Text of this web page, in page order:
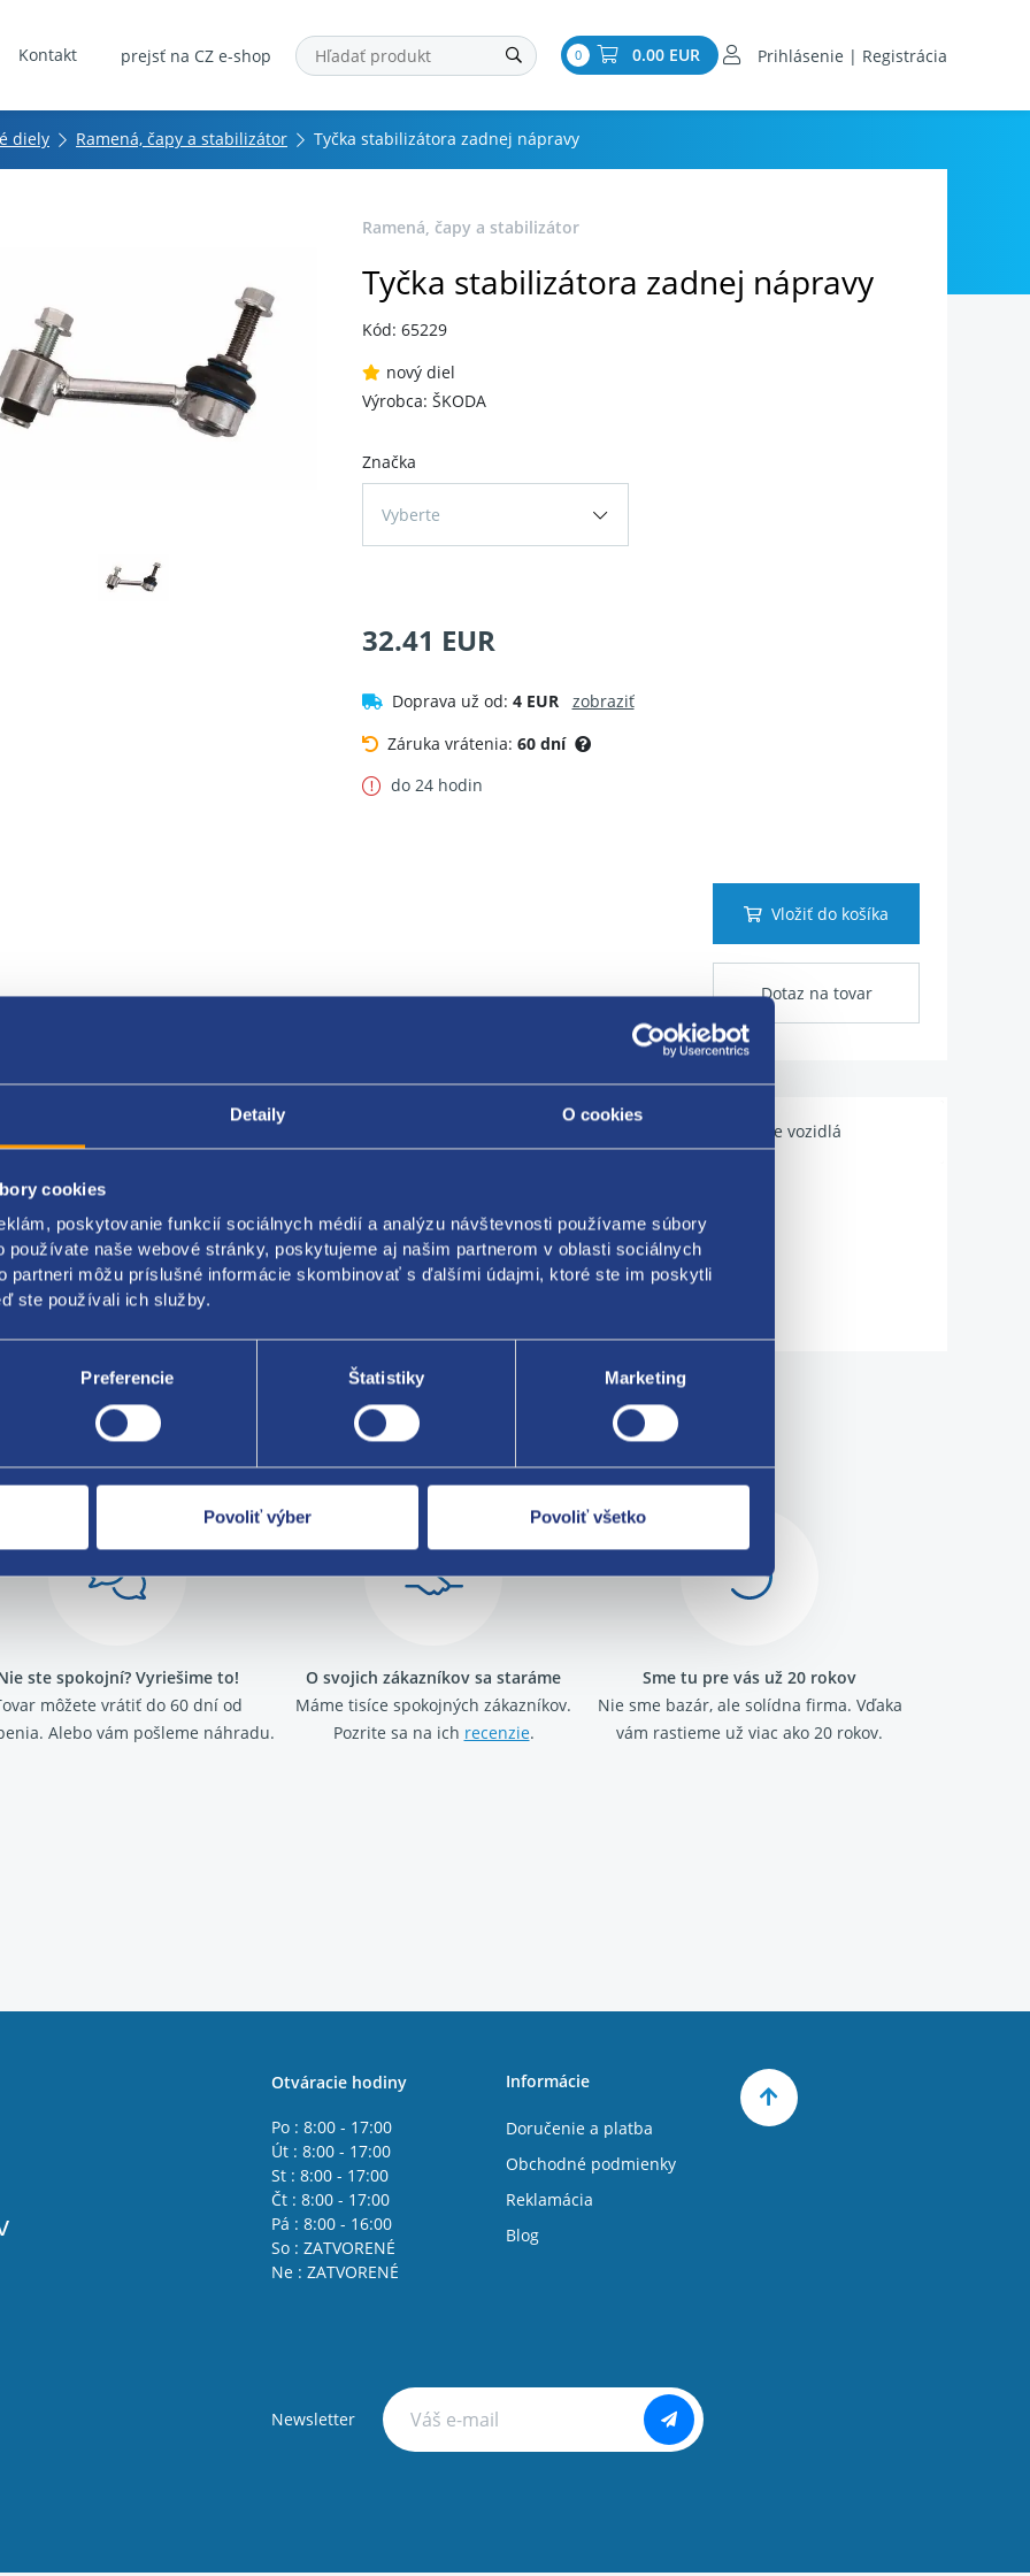
Detaily O cookies
cookies
poskytovanie funkcií sociálnych médií a analýzu návštevnosti používame súbory
používate naše webové stránky, poskytujeme aj našim partnerom v oblasti sociálnych
partneri môžu príslušné informácie skombinovať s ďalšími údajmi, ktoré ste im poskytli
ste používali ich služby.
Preferencie Štatistiky Marketing
Povoliť výber Povoliť všetko
Kontakt prejsť na CZ e-shop 0 0.00 EUR Prihlásenie | Registrácia
diely Ramená, čapy a stabilizátor Tyčka stabilizátora zadnej nápravy
Ramená, čapy a stabilizátor
Tyčka stabilizátora zadnej nápravy
Kód: 65229
nový diel
Výrobca: ŠKODA
Značka
Vyberte
32.41 EUR
Doprava už od: 4 EUR
zobraziť
Záruka vrátenia: 60 dní
do 24 hodin
Vložiť do košíka
Dotaz na tovar
Použiteľné pre vozidlá
stabilizátora zadnej nápravy
aj ľavá
Za kvalitu ručíme!
ste spokojní? Vyriešime to!
môžete vrátiť do 60 dní od
Alebo vám pošleme náhradu.
O svojich zákazníkov sa staráme
Máme tisíce spokojných zákazníkov.
Pozrite sa na ich recenzie.
Sme tu pre vás už 20 rokov
Nie sme bazár, ale solídna firma. Vďaka
vám rastieme už viac ako 20 rokov.
Otváracie hodiny
Po : 8:00 - 17:00
Út : 8:00 - 17:00
St : 8:00 - 17:00
Čt : 8:00 - 17:00
Pá : 8:00 - 16:00
So : ZATVORENÉ
Ne : ZATVORENÉ
Informácie
Doručenie a platba
Obchodné podmienky
Reklamácia
Blog
Newsletter